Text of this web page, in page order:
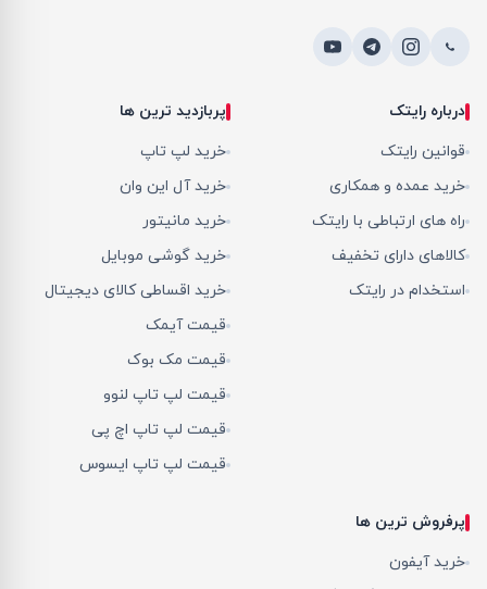
درباره رایتک
قوانین رایتک
خرید عمده و همکاری
راه های ارتباطی با رایتک
کالاهای دارای تخفیف
استخدام در رایتک
پربازدید ترین ها
خرید لپ تاپ
خرید آل این وان
خرید مانیتور
خرید گوشی موبایل
خرید اقساطی کالای دیجیتال
قیمت آیمک
قیمت مک بوک
قیمت لپ تاپ لنوو
قیمت لپ تاپ اچ پی
قیمت لپ تاپ ایسوس
پرفروش ترین ها
خرید آیفون